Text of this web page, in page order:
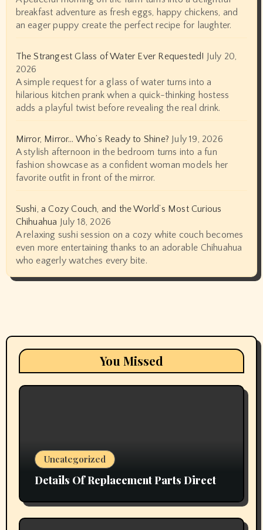
breakfast adventure as fresh eggs, happy chickens, and
an eager puppy create the perfect recipe for laughter.
The Strangest Glass of Water Ever Requested! July 20,
2026
A simple request for a glass of water turns into a
hilarious kitchen prank when a quick-thinking hostess
adds a playful twist before revealing the real drink.
Mirror, Mirror… Who’s Ready to Shine? July 19, 2026
A stylish afternoon in the bedroom turns into a fun
fashion showcase as a confident woman models her
favorite outfit in front of the mirror.
Sushi, a Cozy Couch, and the World’s Most Curious
Chihuahua July 18, 2026
A relaxing sushi session on a cozy white couch becomes
even more entertaining thanks to an adorable Chihuahua
who eagerly watches every bite.
You Missed
Uncategorized
Details Of Replacement Parts Direct